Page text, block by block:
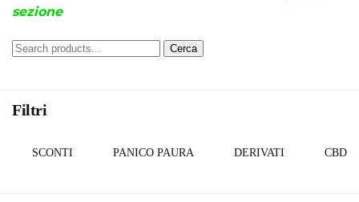
sezione
Cerca: Cerca
Filtri
SCONTI PANICO PAURA DERIVATI